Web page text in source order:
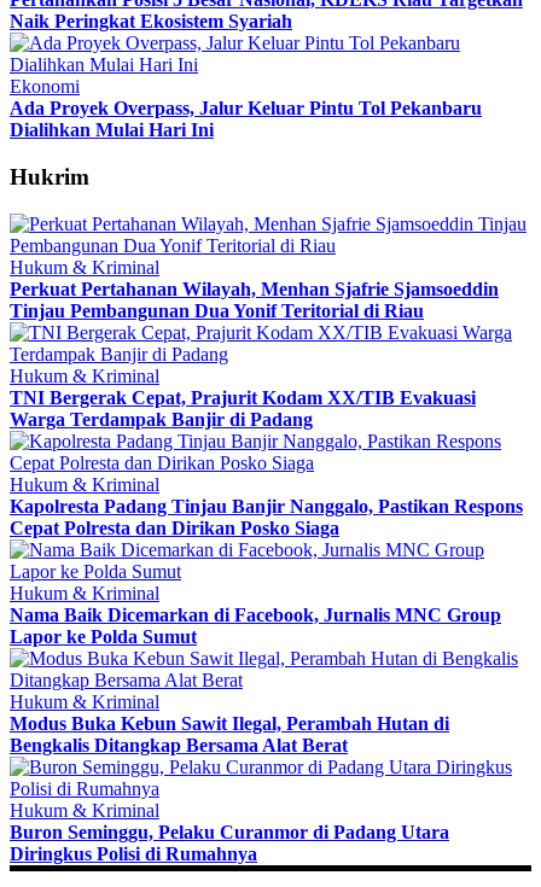
Naik Peringkat Ekosistem Syariah
Ekonomi
Ada Proyek Overpass, Jalur Keluar Pintu Tol Pekanbaru
Dialihkan Mulai Hari Ini
Hukrim
Hukum & Kriminal
Perkuat Pertahanan Wilayah, Menhan Sjafrie Sjamsoeddin
Tinjau Pembangunan Dua Yonif Teritorial di Riau
Hukum & Kriminal
TNI Bergerak Cepat, Prajurit Kodam XX/TIB Evakuasi
Warga Terdampak Banjir di Padang
Hukum & Kriminal
Kapolresta Padang Tinjau Banjir Nanggalo, Pastikan Respons
Cepat Polresta dan Dirikan Posko Siaga
Hukum & Kriminal
Nama Baik Dicemarkan di Facebook, Jurnalis MNC Group
Lapor ke Polda Sumut
Hukum & Kriminal
Modus Buka Kebun Sawit Ilegal, Perambah Hutan di
Bengkalis Ditangkap Bersama Alat Berat
Hukum & Kriminal
Buron Seminggu, Pelaku Curanmor di Padang Utara
Diringkus Polisi di Rumahnya